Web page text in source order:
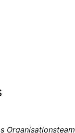
Organisationsteam